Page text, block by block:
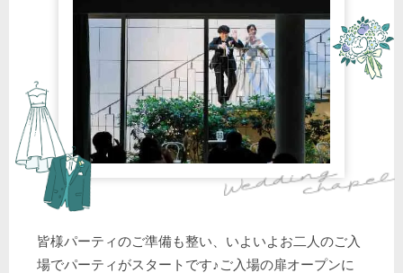
皆様パーティのご準備も整い、いよいよお二人のご入
場でパーティがスタートです♪ご入場の扉オープンに